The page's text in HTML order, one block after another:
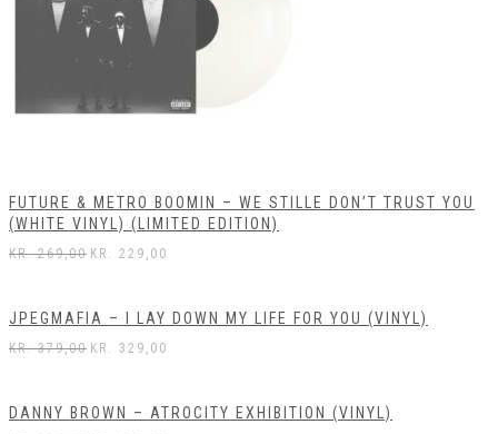
FUTURE & METRO BOOMIN – WE STILLE DON’T TRUST YOU
(WHITE VINYL) (LIMITED EDITION)
KR.269,00 KR. 229,00
JPEGMAFIA – I LAY DOWN MY LIFE FOR YOU (VINYL)
KR.379,00 KR. 329,00
DANNY BROWN – ATROCITY EXHIBITION (VINYL)